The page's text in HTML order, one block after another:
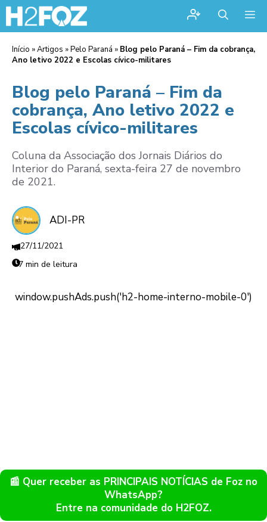
Início »Artigos »Pelo Paraná » Blog pelo Paraná – Fim da cobrança,
Ano letivo 2022 e Escolas cívico-militares
Blog pelo Paraná – Fim da
cobrança, Ano letivo 2022 e
Escolas cívico-militares
Coluna da Associação dos Jornais Diários do
Interior do Paraná, sexta-feira 27 de novembro
de 2021.
ADI-PR
27/11/2021
7 min de leitura
📰 Quer receber as PRINCIPAIS NOTÍCIAS de Foz no
WhatsApp?
Entre na comunidade do H2FOZ.